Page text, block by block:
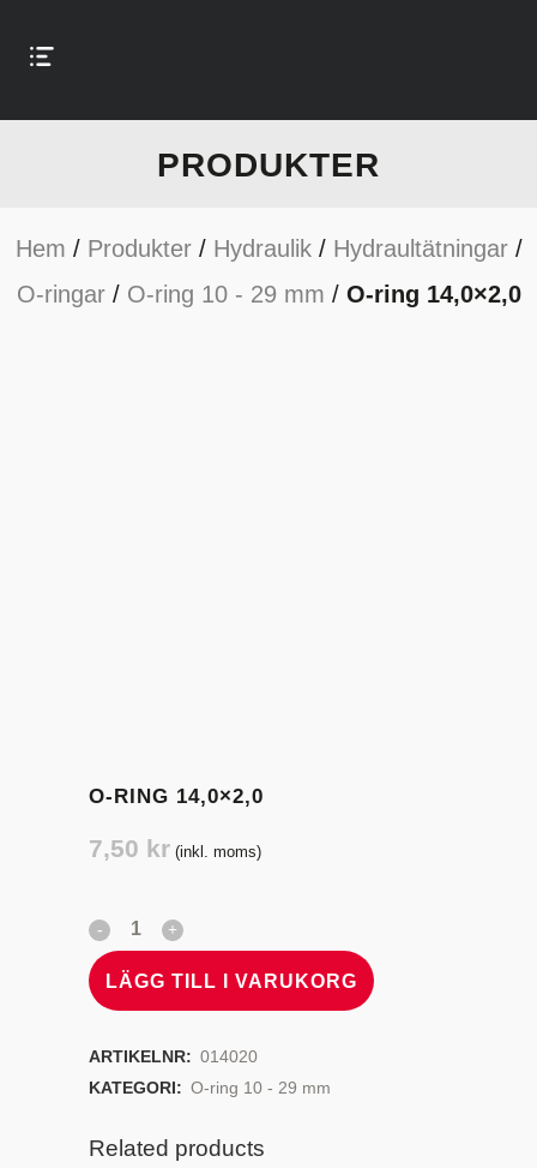
PRODUKTER
Hem / Produkter/ Hydraulik/ Hydraultätningar/
O-ringar/ O-ring 10 - 29 mm / O-ring 14,0×2,0
O-RING 14,0×2,0
7,50 kr (inkl. moms)
LÄGG TILL I VARUKORG
ARTIKELNR: 014020
KATEGORI: O-ring 10 - 29 mm
Related products